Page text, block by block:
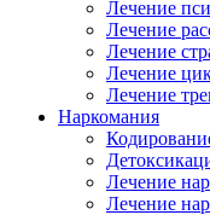
Лечение
Лечение
Лечение
Лечение
Лечение
Наркомания
Лечение
Лечение